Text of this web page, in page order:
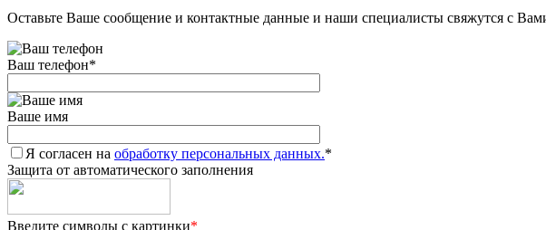
Оставьте Ваше сообщение и контактные данные и наши специалисты свяжутся с
Ваш телефон*
Ваше имя
Я согласен на обработку персональных данных.*
Защита от автоматического заполнения
Введите символы с картинки*